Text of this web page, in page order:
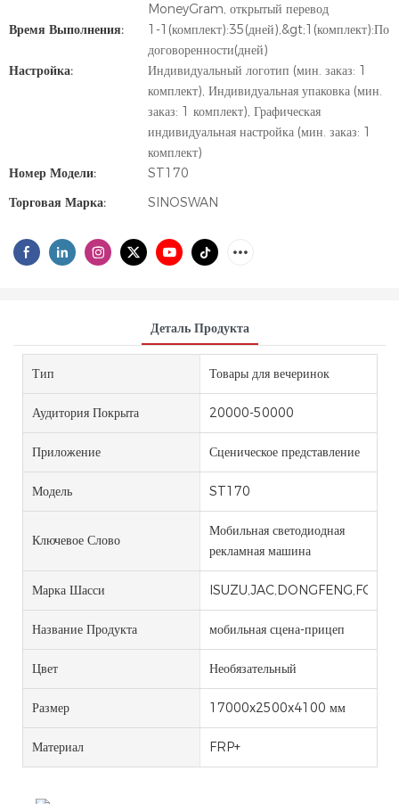
MoneyGram, открытый перевод
Время Выполнения:
1-1(комплект):35(дней),&gt;1(комплект):По
договоренности(дней)
Настройка:
Индивидуальный логотип (мин. заказ: 1
комплект), Индивидуальная упаковка (мин.
заказ: 1 комплект), Графическая
индивидуальная настройка (мин. заказ: 1
комплект)
Номер Модели:
ST170
Торговая Марка:
SINOSWAN
Деталь Продукта
Тип Товары для вечеринок
Аудитория Покрыта 20000-50000
Приложение Сценическое представление
Модель ST170
Ключевое Слово
Мобильная светодиодная
рекламная машина
Марка Шасси
Название Продукта мобильная сцена-прицеп
Цвет Необязательный
Размер 17000x2500x4100 мм
Материал FRP+